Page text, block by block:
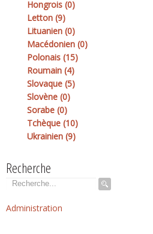
Hongrois (0)
Letton (9)
Lituanien (0)
Macédonien (0)
Polonais (15)
Roumain (4)
Slovaque (5)
Slovène (0)
Sorabe (0)
Tchèque (10)
Ukrainien (9)
Recherche
Rechercher
Administration